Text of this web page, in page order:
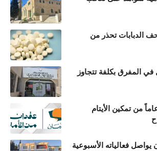
الدبابات تحذر من
في المفرق بكلفة تتجاوز
الأمان.. 20 عاماً من تمكين الأيتام
فعالياته الأسبوعية